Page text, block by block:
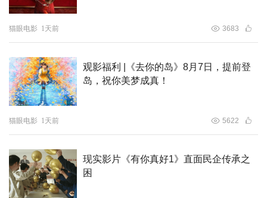
猫眼电影 1天前 3683
观影福利 |《去你的岛》8月7日，提前登
岛，祝你美梦成真！
猫眼电影 1天前 5622
现实影片《有你真好1》直面民企传承之
困